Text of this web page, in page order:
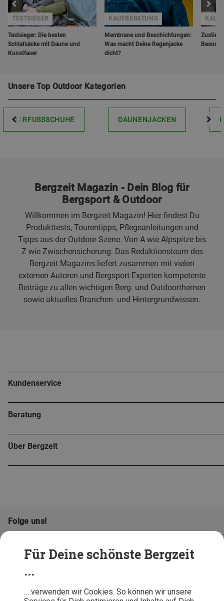
Für Deine schönste Bergzeit
...
… verwenden wir Cookies. So können wir unsere
Testsieger: Die besten
Schlafsäcke mit Daune und
Kunstfaser
TESTSIEGER
Membrane und Beschichtungen:
Was macht Deine Regenjacke
dicht?
KAUFBERATUNG
Unsere Top Outdoor Kategorien
BARFUSSSCHUHE DAUNENJACKEN
Bergzeit Magazin - Dein Blog für
Bergsport & Outdoor
Willkommen im Bergzeit Magazin! Hier findest Du
Produkttests, Tourentipps, Pflegeanleitungen und
Tipps aus der Outdoor-Szene. Von A wie Alpspitze bis
Z wie Zwischensicherung. Das Redaktionsteam des
Bergzeit Magazins liefert zusammen mit vielen
externen Autoren und Bergsport-Experten kompetente
Beiträge zu allen wichtigen Berg- und Outdoorthemen
sowie aktuelles Branchen- und Hintergrundwissen.
Kundenservice
Beratung
Über Bergzeit
Folge uns!